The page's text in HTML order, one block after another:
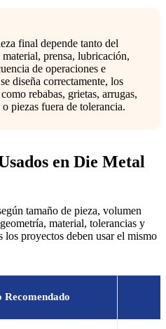
final depende tanto del
prensa, lubricación,
de operaciones e
diseña correctamente, los
rebabas, grietas, arrugas,
piezas fuera de tolerancia.
en Die Metal
tamaño de pieza, volumen
material, tolerancias y
proyectos deben usar el mismo
Recomendado